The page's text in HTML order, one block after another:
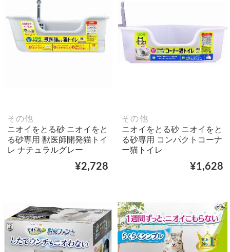
その他
ニオイをとる砂 ニオイをと
る砂専用 獣医師開発猫トイ
レ ナチュラルグレー
¥2,728
その他
ニオイをとる砂 ニオイをと
る砂専用 コンパクトコーナ
ー猫トイレ
¥1,628